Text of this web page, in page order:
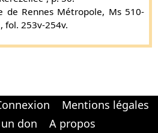
de Rennes Métropole, Ms 510-
fol. 253v-254v.
Mentions légales
don A propos